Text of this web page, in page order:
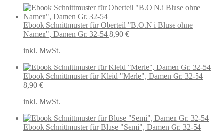
Ebook Schnittmuster für Oberteil "B.O.N.i Bluse ohne
Namen", Damen Gr. 32-54 8,90 €
inkl. MwSt.
Ebook Schnittmuster für Kleid "Merle", Damen Gr. 32-54
8,90 €
inkl. MwSt.
Ebook Schnittmuster für Bluse "Semi", Damen Gr. 32-54